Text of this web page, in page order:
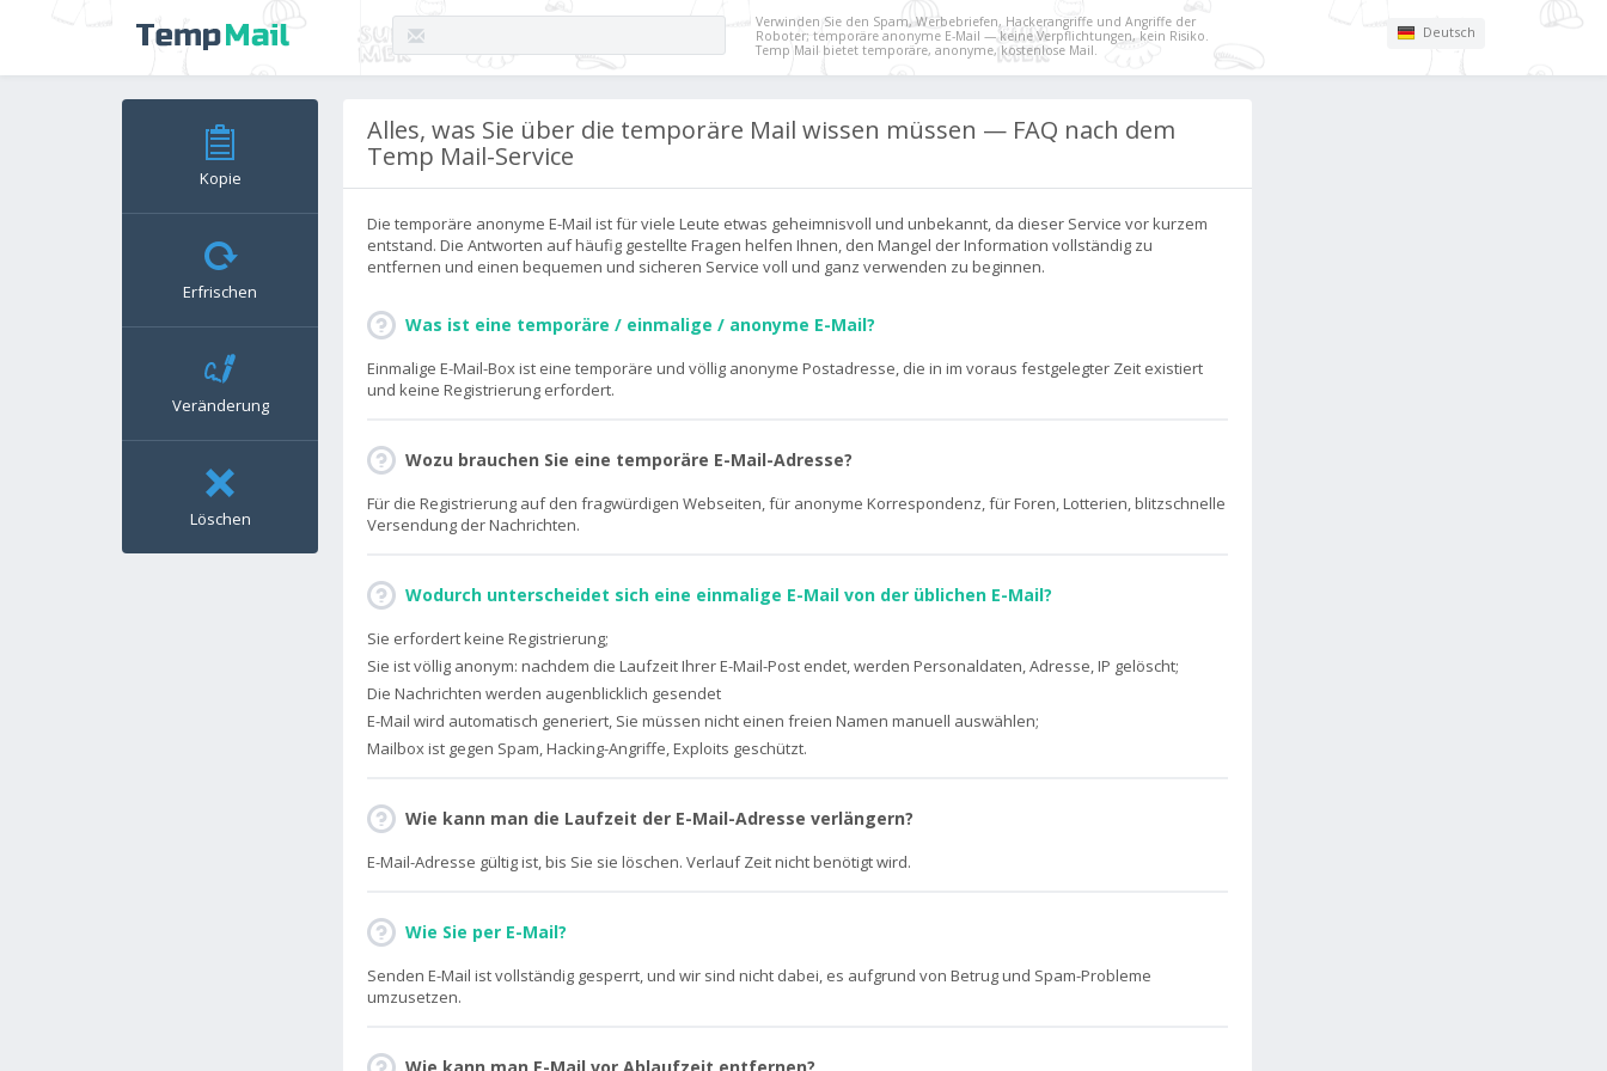
Verwinden Sie den Spam, Werbebriefen, Hackerangriffe und Angriffe der
Roboter; temporäre anonyme E-Mail — keine Verpflichtungen, kein Risiko.
Temp Mail bietet temporäre, anonyme, kostenlose Mail.
Deutsch
Kopie
Erfrischen
Veränderung
Löschen
Alles, was Sie über die temporäre Mail wissen müssen — FAQ nach dem
Temp Mail-Service
Die temporäre anonyme E-Mail ist für viele Leute etwas geheimnisvoll und unbekannt, da dieser Service vor kurzem
entstand. Die Antworten auf häufig gestellte Fragen helfen Ihnen, den Mangel der Information vollständig zu
entfernen und einen bequemen und sicheren Service voll und ganz verwenden zu beginnen.
Was ist eine temporäre / einmalige / anonyme E-Mail?
Einmalige E-Mail-Box ist eine temporäre und völlig anonyme Postadresse, die in im voraus festgelegter Zeit existiert
und keine Registrierung erfordert.
Wozu brauchen Sie eine temporäre E-Mail-Adresse?
Für die Registrierung auf den fragwürdigen Webseiten, für anonyme Korrespondenz, für Foren, Lotterien, blitzschnelle
Versendung der Nachrichten.
Wodurch unterscheidet sich eine einmalige E-Mail von der üblichen E-Mail?
Sie erfordert keine Registrierung;
Sie ist völlig anonym: nachdem die Laufzeit Ihrer E-Mail-Post endet, werden Personaldaten, Adresse, IP gelöscht;
Die Nachrichten werden augenblicklich gesendet
E-Mail wird automatisch generiert, Sie müssen nicht einen freien Namen manuell auswählen;
Mailbox ist gegen Spam, Hacking-Angriffe, Exploits geschützt.
Wie kann man die Laufzeit der E-Mail-Adresse verlängern?
E-Mail-Adresse gültig ist, bis Sie sie löschen. Verlauf Zeit nicht benötigt wird.
Wie Sie per E-Mail?
Senden E-Mail ist vollständig gesperrt, und wir sind nicht dabei, es aufgrund von Betrug und Spam-Probleme
umzusetzen.